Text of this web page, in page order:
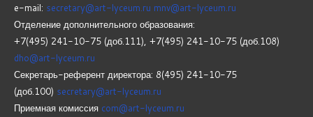
e-mail: secretary@art-lyceum.ru mnv@art-lyceum.ru
Отделение дополнительного образования:
+7(495) 241-10-75 (доб.111), +7(495) 241-10-75 (доб.108)
dho@art-lyceum.ru
Секретарь-референт директора: 8(495) 241-10-75
(доб.100) secretary@art-lyceum.ru
Приемная комиссия com@art-lyceum.ru